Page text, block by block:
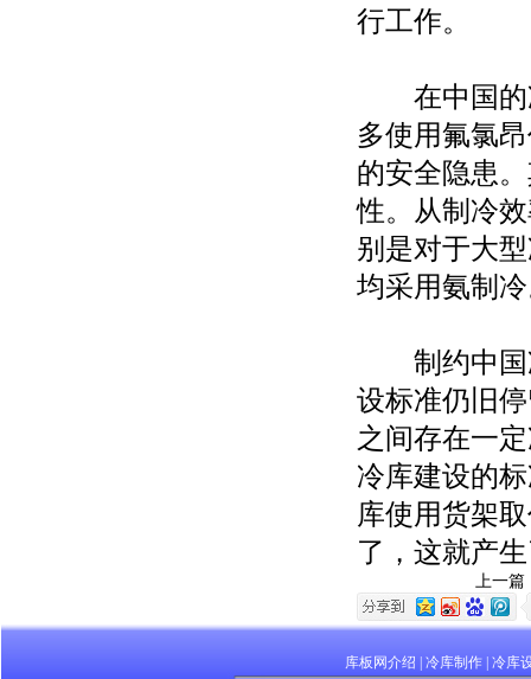
行工作。
在中国的
多使用氟氯
的安全隐患
性。从制冷
别是对于大
均采用氨制
制约中国
设标准仍旧
之间存在一
冷库建设的
库使用货架
了，这就产
上一篇
库板网介绍 冷库制作| 冷库